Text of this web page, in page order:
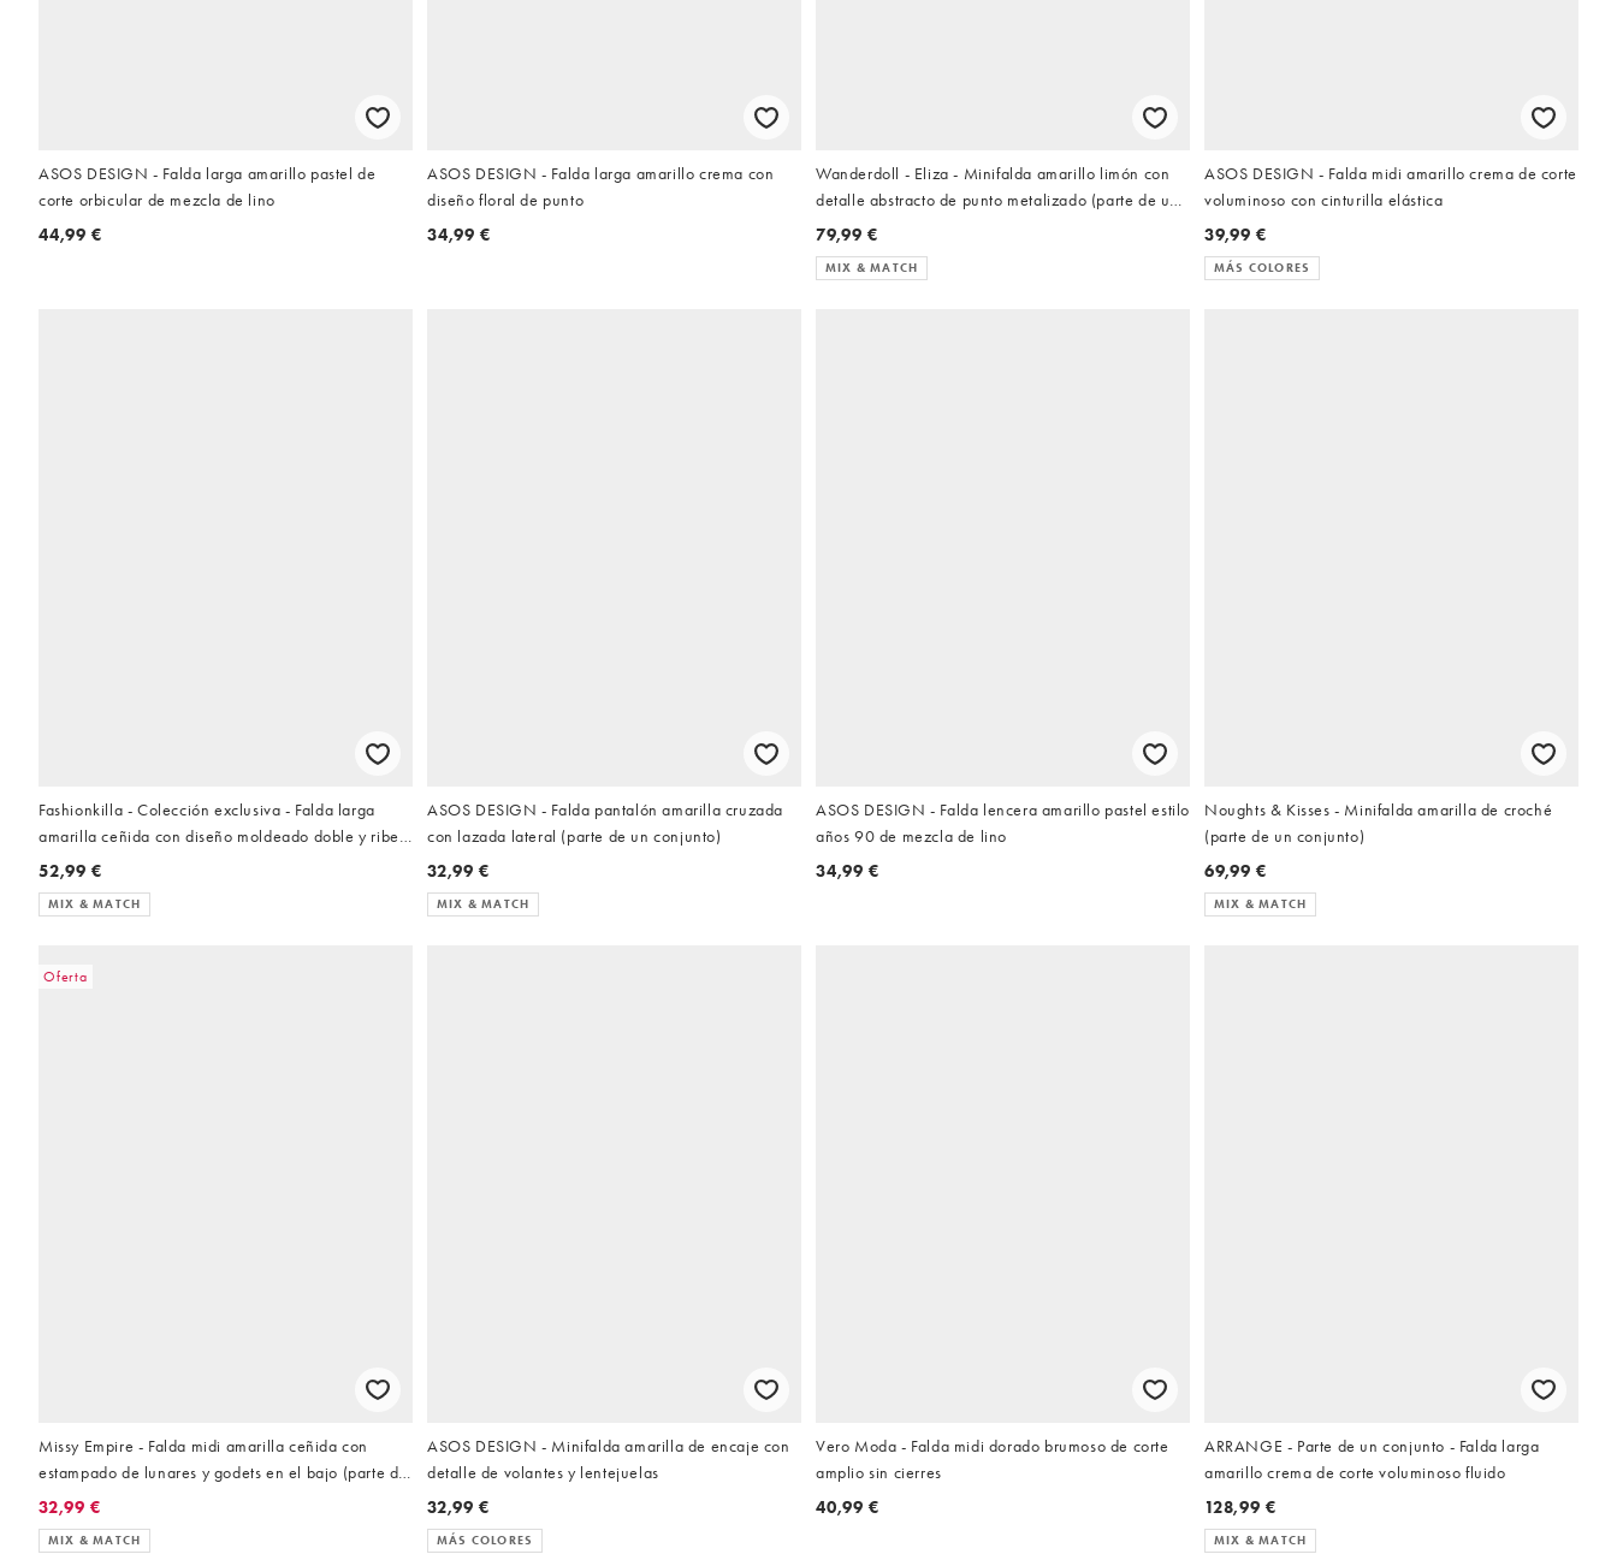
ASOS DESIGN - Falda larga amarillo pastel de
corte orbicular de mezcla de lino
44,99 €
ASOS DESIGN - Falda larga amarillo crema con
diseño floral de punto
34,99 €
Wanderdoll - Eliza - Minifalda amarillo limón con
detalle abstracto de punto metalizado (parte de un
conjunto)
79,99 €
MIX & MATCH
ASOS DESIGN - Falda midi amarillo crema de corte
voluminoso con cinturilla elástica
39,99 €
MÁS COLORES
Fashionkilla - Colección exclusiva - Falda larga
amarilla ceñida con diseño moldeado doble y ribete
de encaje (parte de un conjunto)
52,99 €
MIX & MATCH
ASOS DESIGN - Falda pantalón amarilla cruzada
con lazada lateral (parte de un conjunto)
32,99 €
MIX & MATCH
ASOS DESIGN - Falda lencera amarillo pastel estilo
años 90 de mezcla de lino
34,99 €
Noughts & Kisses - Minifalda amarilla de croché
(parte de un conjunto)
69,99 €
MIX & MATCH
Oferta
Missy Empire - Falda midi amarilla ceñida con
estampado de lunares y godets en el bajo (parte de
un conjunto)
32,99 €
MIX & MATCH
ASOS DESIGN - Minifalda amarilla de encaje con
detalle de volantes y lentejuelas
32,99 €
MÁS COLORES
Vero Moda - Falda midi dorado brumoso de corte
amplio sin cierres
40,99 €
ARRANGE - Parte de un conjunto - Falda larga
amarillo crema de corte voluminoso fluido
128,99 €
MIX & MATCH